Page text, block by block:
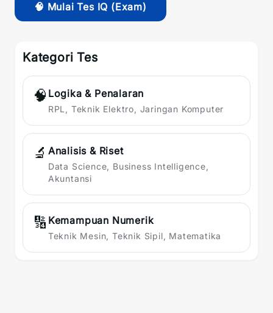
🧠 Mulai Tes IQ (Exam)
Kategori Tes
🧠 Logika & Penalaran
RPL, Teknik Elektro, Jaringan Komputer
🔬 Analisis & Riset
Data Science, Business Intelligence,
Akuntansi
🔢 Kemampuan Numerik
Teknik Mesin, Teknik Sipil, Matematika